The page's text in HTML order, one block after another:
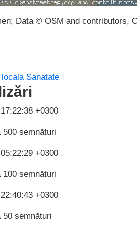
Data © OSM and contributors,
Sanatate
+0300
500 semnături
+0300
100 semnături
+0300
50 semnături